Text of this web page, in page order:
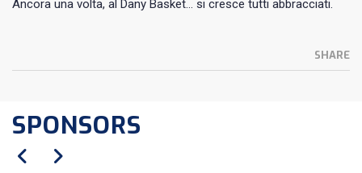
Ancora una volta, al Dany Basket… si cresce tutti abbracciati.
SHARE
SPONSORS